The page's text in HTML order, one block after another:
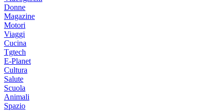
Donne
Magazine
Motori
Viaggi
Cucina
Tgtech
E-Planet
Cultura
Salute
Scuola
Animali
Spazio